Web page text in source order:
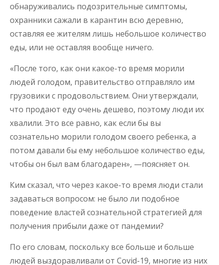
обнаруживались подозрительные симптомы,
охранники сажали в карантин всю деревню,
оставляя ее жителям лишь небольшое количество
еды, или не оставляя вообще ничего.
«После того, как они какое-то время морили
людей голодом, правительство отправляло им
грузовики с продовольствием. Они утверждали,
что продают еду очень дешево, поэтому люди их
хвалили. Это все равно, как если бы вы
сознательно морили голодом своего ребенка, а
потом давали бы ему небольшое количество еды,
чтобы он был вам благодарен», —поясняет он.
Ким сказал, что через какое-то время люди стали
задаваться вопросом: не было ли подобное
поведение властей сознательной стратегией для
получения прибыли даже от пандемии?
По его словам, поскольку все больше и больше
людей выздоравливали от Covid-19, многие из них